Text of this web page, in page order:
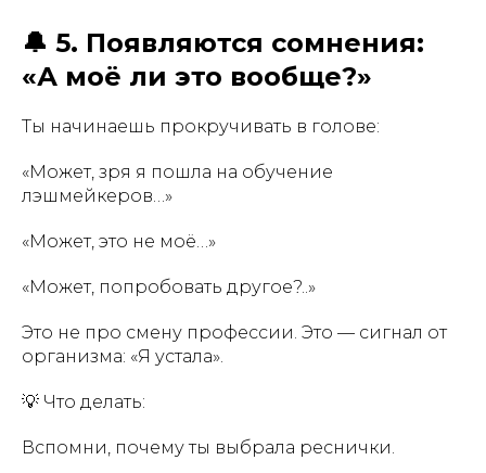
🔔 5. Появляются сомнения:
«А моё ли это вообще?»
Ты начинаешь прокручивать в голове:
«Может, зря я пошла на обучение
лэшмейкеров…»
«Может, это не моё…»
«Может, попробовать другое?..»
Это не про смену профессии. Это — сигнал от
организма: «Я устала».
💡 Что делать:
Вспомни, почему ты выбрала реснички.